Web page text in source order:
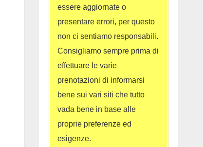
essere aggiornate o
presentare errori, per questo
non ci sentiamo responsabili.
Consigliamo sempre prima di
effettuare le varie
prenotazioni di informarsi
bene sui vari siti che tutto
vada bene in base alle
proprie preferenze ed
esigenze.